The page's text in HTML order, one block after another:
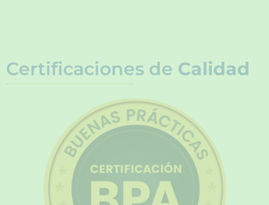
Certificaciones de Calidad